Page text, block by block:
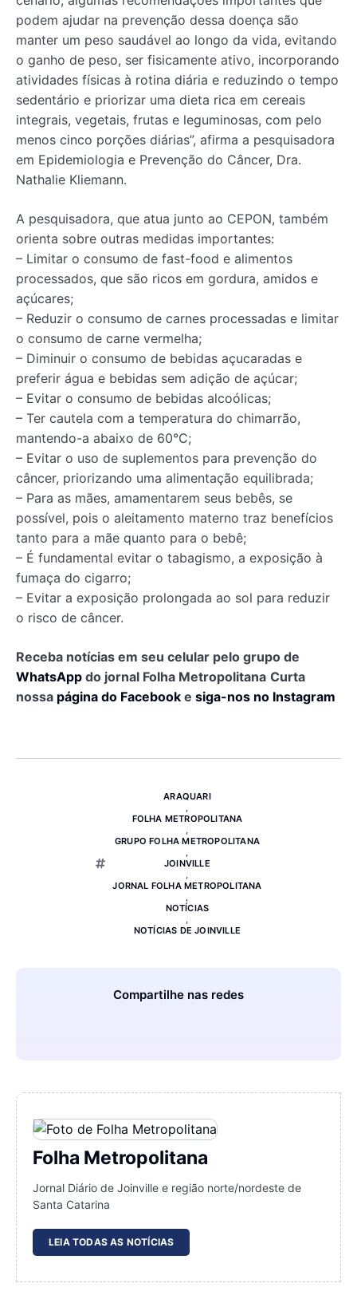
podem ajudar na prevenção dessa doença são
manter um peso saudável ao longo da vida, evitando
o ganho de peso, ser fisicamente ativo, incorporando
atividades físicas à rotina diária e reduzindo o tempo
sedentário e priorizar uma dieta rica em cereais
integrais, vegetais, frutas e leguminosas, com pelo
menos cinco porções diárias”, afirma a pesquisadora
em Epidemiologia e Prevenção do Câncer, Dra.
Nathalie Kliemann.
A pesquisadora, que atua junto ao CEPON, também
orienta sobre outras medidas importantes:
– Limitar o consumo de fast-food e alimentos
processados, que são ricos em gordura, amidos e
açúcares;
– Reduzir o consumo de carnes processadas e limitar
o consumo de carne vermelha;
– Diminuir o consumo de bebidas açucaradas e
preferir água e bebidas sem adição de açúcar;
– Evitar o consumo de bebidas alcoólicas;
– Ter cautela com a temperatura do chimarrão,
mantendo-a abaixo de 60°C;
– Evitar o uso de suplementos para prevenção do
câncer, priorizando uma alimentação equilibrada;
– Para as mães, amamentarem seus bebês, se
possível, pois o aleitamento materno traz benefícios
tanto para a mãe quanto para o bebê;
– É fundamental evitar o tabagismo, a exposição à
fumaça do cigarro;
– Evitar a exposição prolongada ao sol para reduzir
o risco de câncer.
Receba notícias em seu celular pelo grupo de
WhatsApp do jornal Folha Metropolitana Curta
nossa página do Facebook e siga-nos no Instagram
ARAQUARI
,
FOLHA METROPOLITANA
,
GRUPO FOLHA METROPOLITANA
,
JOINVILLE
,
JORNAL FOLHA METROPOLITANA
,
NOTÍCIAS
,
NOTÍCIAS DE JOINVILLE
Compartilhe nas redes
Folha Metropolitana
Jornal Diário de Joinville e região norte/nordeste de
Santa Catarina
LEIA TODAS AS NOTÍCIAS